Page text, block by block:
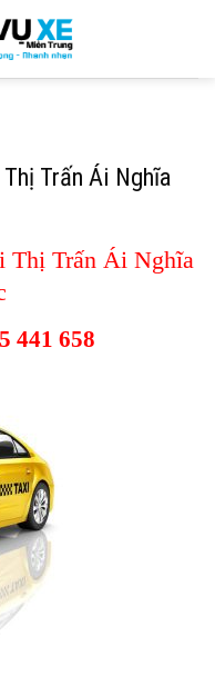
Trấn Ái Nghĩa
Thị Trấn Ái Nghĩa
441 658